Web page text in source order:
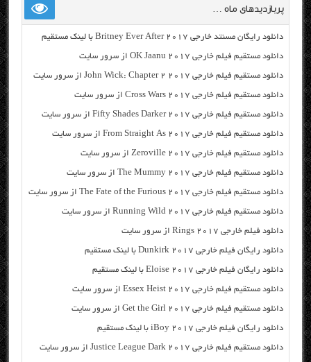
پربازدیدهای ماه …
دانلود رایگان مسنتد خارجی Britney Ever After 2017 با لینک مستقیم
دانلود مستقیم فیلم خارجی OK Jaanu 2017 از سرور سایت
دانلود مستقیم فیلم خارجی John Wick: Chapter 2 2017 از سرور سایت
دانلود مستقیم فیلم خارجی Cross Wars 2017 از سرور سایت
دانلود مستقیم فیلم خارجی Fifty Shades Darker 2017 از سرور سایت
دانلود مستقیم فیلم خارجی From Straight As 2017 از سرور سایت
دانلود مستقیم فیلم خارجی Zeroville 2017 از سرور سایت
دانلود مستقیم فیلم خارجی The Mummy 2017 از سرور سایت
دانلود مستقیم فیلم خارجی The Fate of the Furious 2017 از سرور سایت
دانلود مستقیم فیلم خارجی Running Wild 2017 از سرور سایت
دانلود فیلم خارجی Rings 2017 از سرور سایت
دانلود رایگان فیلم خارجی Dunkirk 2017 با لینک مستقیم
دانلود رایگان فیلم خارجی Eloise 2017 با لینک مستقیم
دانلود مستقیم فیلم خارجی Essex Heist 2017 از سرور سایت
دانلود مستقیم فیلم خارجی Get the Girl 2017 از سرور سایت
دانلود رایگان فیلم خارجی iBoy 2017 با لینک مستقیم
دانلود مستقیم فیلم خارجی Justice League Dark 2017 از سرور سایت